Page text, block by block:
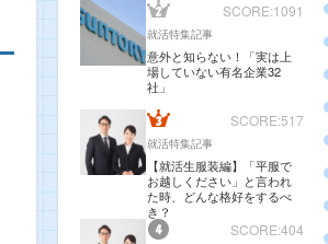
SCORE:1091
就活特集記事
意外と知らない！「実は上
場していない有名企業32
社」
SCORE:517
就活特集記事
【就活生服装編】「平服で
お越しください」と言われ
た時、どんな格好をするべ
き？
SCORE:404